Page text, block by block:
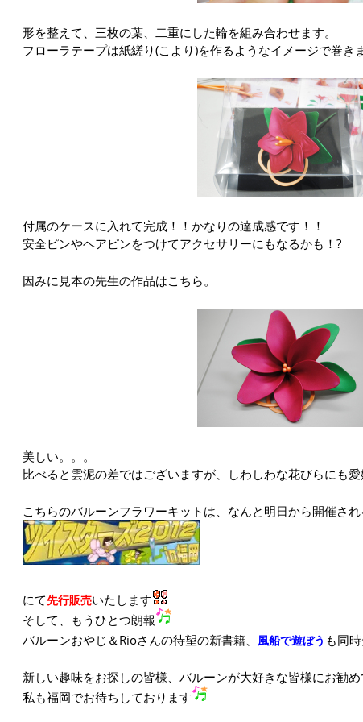
形を整えて、三枚の葉、二重にした輪を組み合わせます。
フローラテープは紙縒り(こより)を作るようなイメージで巻き
付属のケースに入れて完成！！かなりの達成感です！！
安全ピンやヘアピンをつけてアクセサリーにもなるかも！?
因みに見本の先生の作品はこちら。
美しい。。。
比べると雲泥の差ではございますが、しわしわな花びらにも
こちらのバルーンフラワーキットは、なんと明日から開催さ
にて先行販売いたします
そして、もうひとつ朗報
バルーンおやじ＆Rioさんの待望の新書籍、
風船で遊ぼう も同
新しい趣味をお探しの皆様、バルーンが大好きな皆様にお勧
私も福岡でお待ちしております